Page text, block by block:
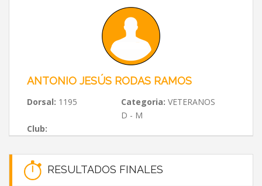
ANTONIO JESÚS RODAS RAMOS
Dorsal: 1195 Categoria: VETERANOS
D - M
Club:
RESULTADOS FINALES